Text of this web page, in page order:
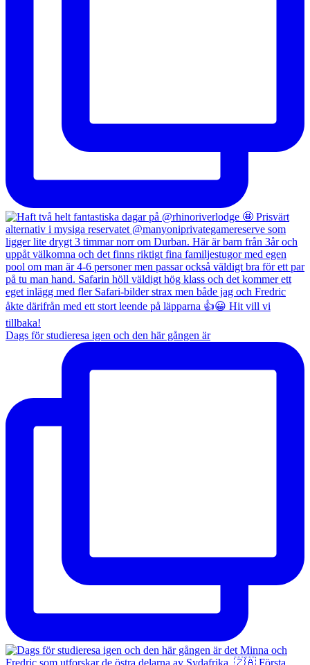
Dags för studieresa igen och den här gången är